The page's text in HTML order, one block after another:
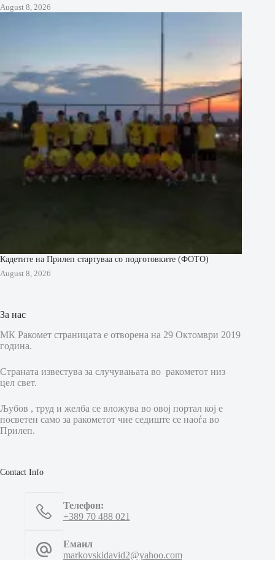
August 8, 2026
Кадетите на Прилеп стартуваа со подготовките (ФОТО)
August 8, 2026
За нас
МК Ракомет страницата е отворена на 29 Октомври 2019
година.
Страната известува за случувањата во ракометот низ
цел свет.
Љубов , труд и желба се вложува во овој портал кој е
посветен само за ракометот чие седиште се наоѓа во
Прилеп.
Contact Info
Телефон:
+389 70 488 021
Емаил
markovskidavid2@yahoo.com